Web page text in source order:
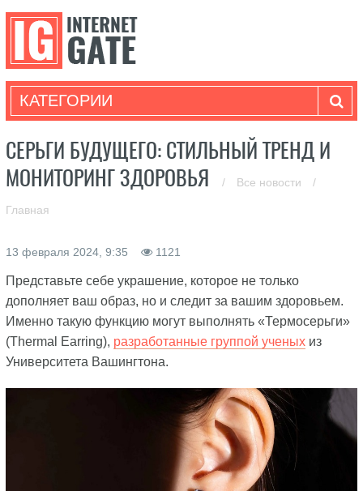
КАТЕГОРИИ
СЕРЬГИ БУДУЩЕГО: СТИЛЬНЫЙ ТРЕНД И
МОНИТОРИНГ ЗДОРОВЬЯ
/ Все новости /
Главная
13 февраля 2024, 9:35 1121
Представьте себе украшение, которое не только
дополняет ваш образ, но и следит за вашим здоровьем.
Именно такую функцию могут выполнять «Термосерьги»
(Thermal Earring), разработанные группой ученыхиз
Университета Вашингтона.